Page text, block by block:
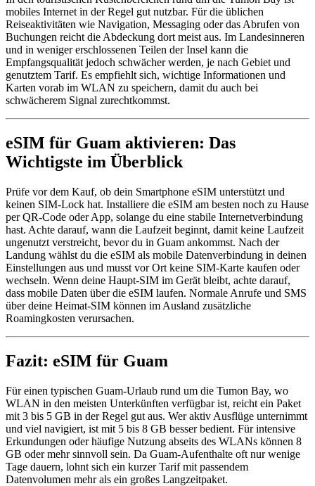
mobiles Internet in der Regel gut nutzbar. Für die üblichen
Reiseaktivitäten wie Navigation, Messaging oder das Abrufen von
Buchungen reicht die Abdeckung dort meist aus. Im Landesinneren
und in weniger erschlossenen Teilen der Insel kann die
Empfangsqualität jedoch schwächer werden, je nach Gebiet und
genutztem Tarif. Es empfiehlt sich, wichtige Informationen und
Karten vorab im WLAN zu speichern, damit du auch bei
schwächerem Signal zurechtkommst.
eSIM für Guam aktivieren: Das
Wichtigste im Überblick
Prüfe vor dem Kauf, ob dein Smartphone eSIM unterstützt und
keinen SIM-Lock hat. Installiere die eSIM am besten noch zu Hause
per QR-Code oder App, solange du eine stabile Internetverbindung
hast. Achte darauf, wann die Laufzeit beginnt, damit keine Laufzeit
ungenutzt verstreicht, bevor du in Guam ankommst. Nach der
Landung wählst du die eSIM als mobile Datenverbindung in deinen
Einstellungen aus und musst vor Ort keine SIM-Karte kaufen oder
wechseln. Wenn deine Haupt-SIM im Gerät bleibt, achte darauf,
dass mobile Daten über die eSIM laufen. Normale Anrufe und SMS
über deine Heimat-SIM können im Ausland zusätzliche
Roamingkosten verursachen.
Fazit: eSIM für Guam
Für einen typischen Guam-Urlaub rund um die Tumon Bay, wo
WLAN in den meisten Unterkünften verfügbar ist, reicht ein Paket
mit 3 bis 5 GB in der Regel gut aus. Wer aktiv Ausflüge unternimmt
und viel navigiert, ist mit 5 bis 8 GB besser bedient. Für intensive
Erkundungen oder häufige Nutzung abseits des WLANs können 8
GB oder mehr sinnvoll sein. Da Guam-Aufenthalte oft nur wenige
Tage dauern, lohnt sich ein kurzer Tarif mit passendem
Datenvolumen mehr als ein großes Langzeitpaket.